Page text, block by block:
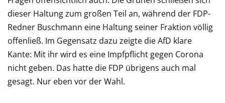
dieser Haltung zum großen Teil an, während der FDP-
Redner Buschmann eine Haltung seiner Fraktion völlig
offenließ. Im Gegensatz dazu zeigte die AfD klare
Kante: Mit ihr wird es eine Impfpflicht gegen Corona
nicht geben. Das hatte die FDP übrigens auch mal
gesagt. Nur eben vor der Wahl.